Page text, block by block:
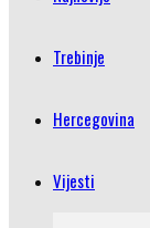
Trebinje
Hercegovina
Vijesti